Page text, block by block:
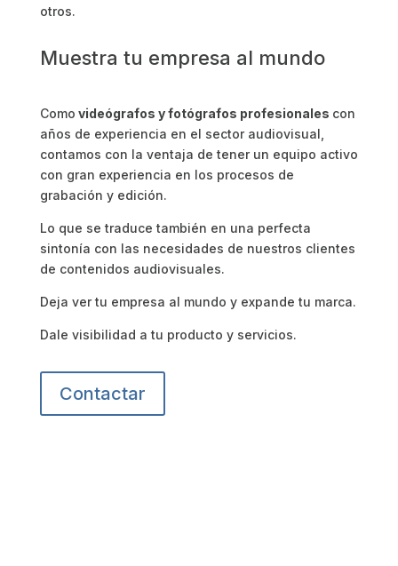
otros.
Muestra tu empresa al mundo
Como videógrafos y fotógrafos profesionales con
años de experiencia en el sector audiovisual,
contamos con la ventaja de tener un equipo activo
con gran experiencia en los procesos de
grabación y edición.
Lo que se traduce también en una perfecta
sintonía con las necesidades de nuestros clientes
de contenidos audiovisuales.
Deja ver tu empresa al mundo y expande tu marca.
Dale visibilidad a tu producto y servicios.
Contactar